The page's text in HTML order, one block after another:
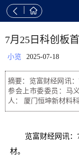
 
7月25日科创板
小览 2025-07-18
摘要：览富财经网讯
参会上市委委员：马
人： 厦门恒坤新材料
览富财经网讯
材。